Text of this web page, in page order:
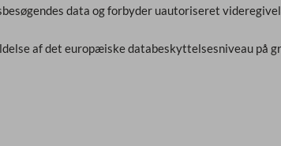
data og forbyder uautoriseret
af det europæiske databeskyttelsesniveau på